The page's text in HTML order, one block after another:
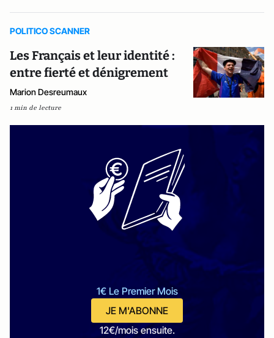
POLITICO SCANNER
Les Français et leur identité :
entre fierté et dénigrement
Marion Desreumaux
1 min de lecture
1€ Le Premier Mois
JE M'ABONNE
12€/mois ensuite.